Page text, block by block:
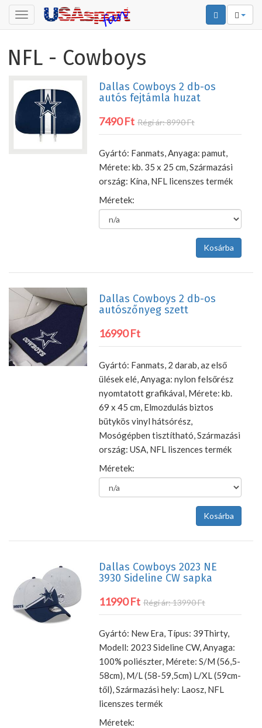
Toggle
navigation
NFL - Cowboys
Dallas Cowboys 2 db-os
autós fejtámla huzat
7490 Ft Régi ár: 8990 Ft
Gyártó: Fanmats, Anyaga: pamut,
Mérete: kb. 35 x 25 cm, Származási
ország: Kína, NFL licenszes termék
Méretek:
Dallas Cowboys 2 db-os
autószőnyeg szett
16990 Ft
Gyártó: Fanmats, 2 darab, az első
ülések elé, Anyaga: nylon felsőrész
nyomtatott grafikával, Mérete: kb.
69 x 45 cm, Elmozdulás biztos
bütykös vinyl hátsórész,
Mosógépben tisztítható, Származási
ország: USA, NFL liszences termék
Méretek:
Dallas Cowboys 2023 NE
3930 Sideline CW sapka
11990 Ft Régi ár: 13990 Ft
Gyártó: New Era, Típus: 39Thirty,
Modell: 2023 Sideline CW, Anyaga:
100% poliészter, Mérete: S/M (56,5-
58cm), M/L (58-59,5cm) L/XL (59cm-
től), Származási hely: Laosz, NFL
licenszes termék
Méretek: